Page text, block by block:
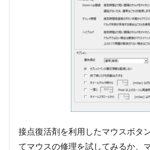
接点復活剤を利用したマウスボタ
てマウスの修理を試してみるか、